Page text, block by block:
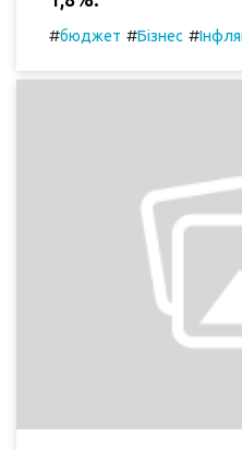
#бюджет #Бізнес #